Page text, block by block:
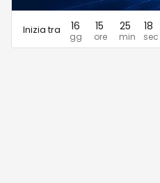
Inizia tra 16 15 25 18